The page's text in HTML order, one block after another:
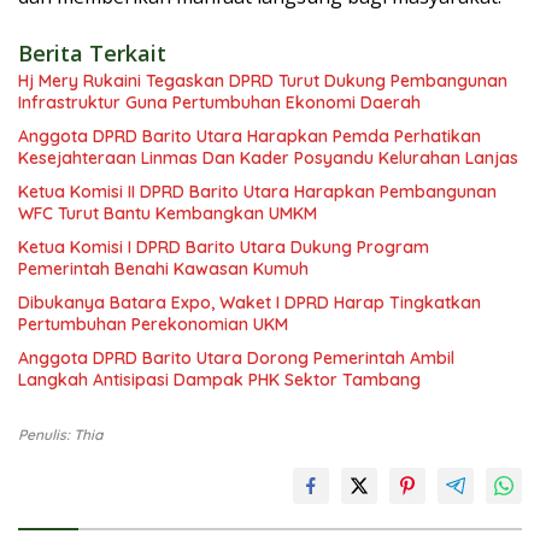
Berita Terkait
Hj Mery Rukaini Tegaskan DPRD Turut Dukung Pembangunan
Infrastruktur Guna Pertumbuhan Ekonomi Daerah
Anggota DPRD Barito Utara Harapkan Pemda Perhatikan
Kesejahteraan Linmas Dan Kader Posyandu Kelurahan Lanjas
Ketua Komisi II DPRD Barito Utara Harapkan Pembangunan
WFC Turut Bantu Kembangkan UMKM
Ketua Komisi I DPRD Barito Utara Dukung Program
Pemerintah Benahi Kawasan Kumuh
Dibukanya Batara Expo, Waket I DPRD Harap Tingkatkan
Pertumbuhan Perekonomian UKM
Anggota DPRD Barito Utara Dorong Pemerintah Ambil
Langkah Antisipasi Dampak PHK Sektor Tambang
Penulis: Thia